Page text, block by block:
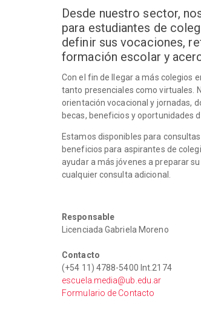
Desde nuestro sector,
para estudiantes de
definir sus vocaciones,
formación escolar y
Con el fin de llegar a más colegios
tanto presenciales como virtuales.
orientación vocacional y jornadas,
becas, beneficios y oportunidades
Estamos disponibles para
beneficios para aspirantes de
ayudar a más jóvenes a preparar
cualquier consulta adicional.
Responsable
Licenciada Gabriela Moreno
Contacto
(+54 11) 4788-5400 Int.2174
escuela.media@ub.edu.ar
Formulario de Contacto